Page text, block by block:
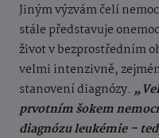
Jiným výzvám čelí
stále představuje
život v bezprostředním
velmi intenzivně,
stanovení diagnózy.
prvotním šokem
diagnózu leukémie –